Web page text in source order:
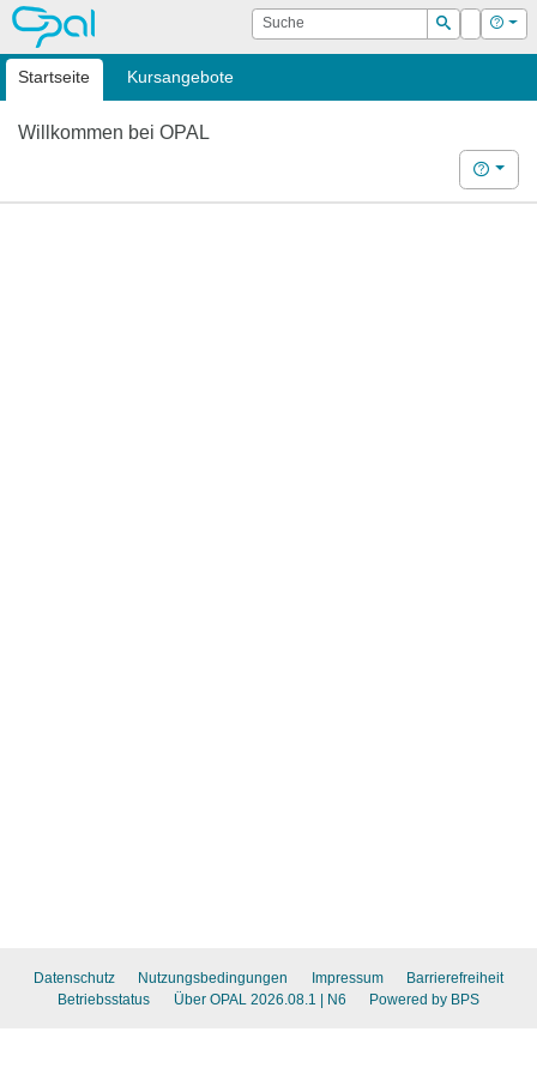
OPAL Suche
Suchen
Login Hilfe
Startseite Kursangebote
Willkommen bei OPAL
Hilfe
Datenschutz Nutzungsbedingungen Impressum
Barrierefreiheit
Betriebsstatus
Über OPAL 2026.08.1 | N6 Powered by BPS